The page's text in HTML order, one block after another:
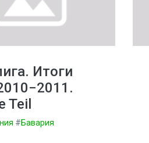
Итоги
Teil
#Бавария